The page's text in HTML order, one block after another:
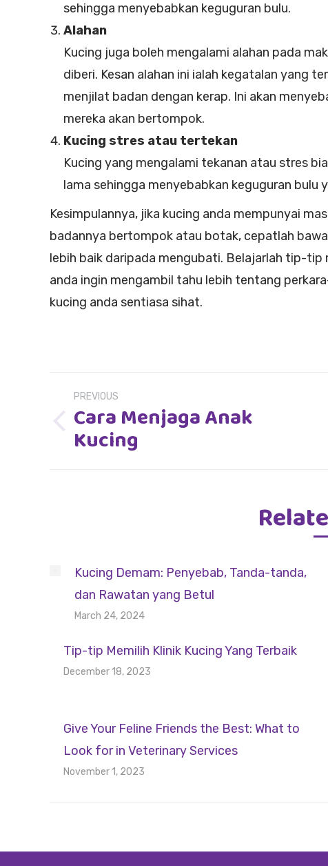
sehingga menyebabkan keguguran bulu.
Alahan
Kucing juga boleh mengalami alahan pada
diberi. Kesan alahan ini ialah kegatalan yang
menjilat badan dengan kerap. Ini akan
mereka akan bertompok.
Kucing stres atau tertekan
Kucing yang mengalami tekanan atau stres
lama sehingga menyebabkan keguguran bulu
Kesimpulannya, jika kucing anda mempunyai
badannya bertompok atau botak, cepatlah
lebih baik daripada mengubati. Belajarlah tip-tip
anda ingin mengambil tahu lebih tentang
kucing anda sentiasa sihat.
Post
navigation
PREVIOUS
Previous
Cara Menjaga Anak
Kucing
Kucing Demam: Penyebab, Tanda-tanda,
dan Rawatan yang Betul
March 24, 2024
Tip-tip Memilih Klinik Kucing Yang Terbaik
December 18, 2023
Give Your Feline Friends the Best: What to
Look for in Veterinary Services
November 1, 2023